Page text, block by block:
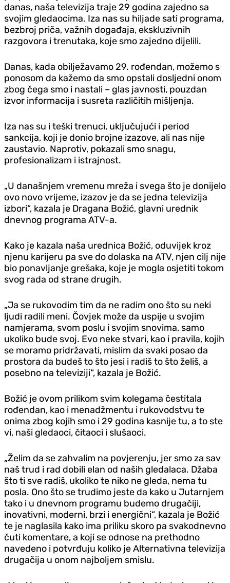
danas, naša televizija traje 29 godina zajedno sa
svojim gledaocima. Iza nas su hiljade sati programa,
bezbroj priča, važnih događaja, ekskluzivnih
razgovora i trenutaka, koje smo zajedno dijelili.
Danas, kada obilježavamo 29. rođendan, možemo s
ponosom da kažemo da smo opstali dosljedni onom
zbog čega smo i nastali – glas javnosti, pouzdan
izvor informacija i susreta različitih mišljenja.
Iza nas su i teški trenuci, uključujući i period
sankcija, koji je donio brojne izazove, ali nas nije
zaustavio. Naprotiv, pokazali smo snagu,
profesionalizam i istrajnost.
„U današnjem vremenu mreža i svega što je donijelo
ovo novo vrijeme, izazov je da se jedna televizija
izbori“, kazala je Dragana Božić, glavni urednik
dnevnog programa ATV-a.
Kako je kazala naša urednica Božić, oduvijek kroz
njenu karijeru pa sve do dolaska na ATV, njen cilj nije
bio ponavljanje grešaka, koje je mogla osjetiti tokom
svog rada od strane drugih.
„Ja se rukovodim tim da ne radim ono što su neki
ljudi radili meni. Čovjek može da uspije u svojim
namjerama, svom poslu i svojim snovima, samo
ukoliko bude svoj. Evo neke stvari, kao i pravila, kojih
se moramo pridržavati, mislim da svaki posao da
prostora da budeš to što jesi i radiš to što želiš, a
posebno na televiziji“, kazala je Božić.
Božić je ovom prilikom svim kolegama čestitala
rođendan, kao i menadžmentu i rukovodstvu te
onima zbog kojih smo i 29 godina kasnije tu, a to ste
vi, naši gledaoci, čitaoci i slušaoci.
„Želim da se zahvalim na povjerenju, jer smo za sav
naš trud i rad dobili elan od naših gledalaca. Džaba
što ti sve radiš, ukoliko te niko ne gleda, nema tu
posla. Ono što se trudimo jeste da kako u Jutarnjem
tako i u dnevnom programu budemo drugačiji,
inovativni, moderni, brzi i energični“, kazala je Božić
te je naglasila kako ima priliku skoro pa svakodnevno
čuti komentare, a koji se odnose na prethodno
navedeno i potvrđuju koliko je Alternativna televizija
drugačija u onom najboljem smislu.